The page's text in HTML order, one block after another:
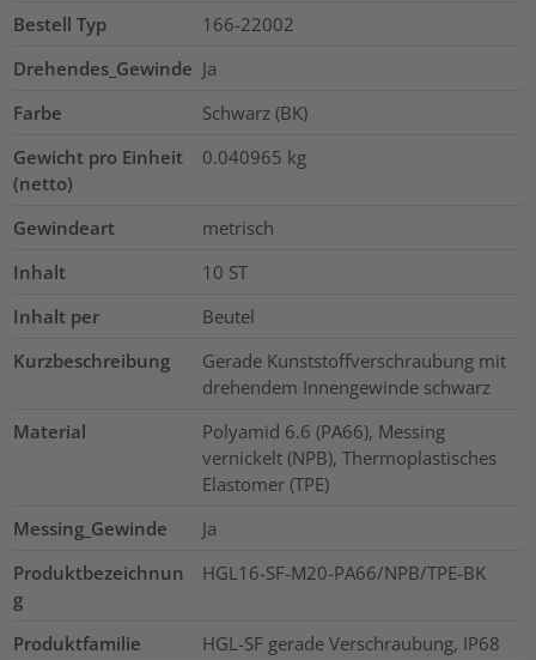
Bestell Typ
166-22002
Drehendes_Gewinde Ja
Farbe
Schwarz (BK)
Gewicht pro Einheit
(netto)
0.040965 kg
Gewindeart
metrisch
Inhalt
10 ST
Inhalt per
Beutel
Kurzbeschreibung
Gerade Kunststoffverschraubung mit
drehendem Innengewinde schwarz
Material
Polyamid 6.6 (PA66), Messing
vernickelt (NPB), Thermoplastisches
Elastomer (TPE)
Messing_Gewinde
Ja
Produktbezeichnun
g
HGL16-SF-M20-PA66/NPB/TPE-BK
Produktfamilie
HGL-SF gerade Verschraubung, IP68